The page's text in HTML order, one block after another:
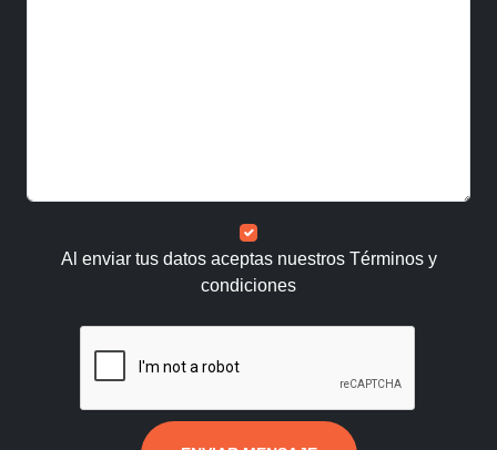
Al enviar tus datos aceptas nuestros Términos y
condiciones